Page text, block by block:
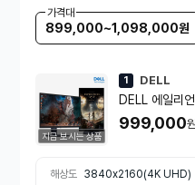
가격대
899,000~1,098,000원
지금 보시는 상품
1 DELL
DELL 에일리
7 67.74cm
ms
999,000원
해상도 3840x2160(4K UHD)